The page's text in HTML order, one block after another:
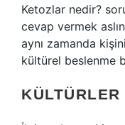
Ketozlar nedir?
cevap vermek
aynı zamanda
kültürel beslenme